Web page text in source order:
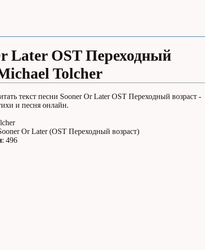
Later OST Переходный
Tolcher
текст песни Sooner Or Later OST Переходный возраст -
и песня онлайн.
Or Later (OST Переходный возраст)
: 496